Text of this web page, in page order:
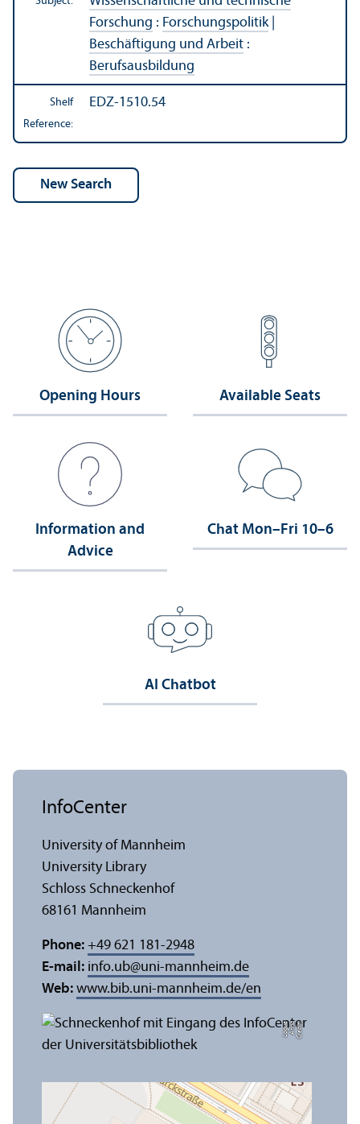
Forschung : Forschungspolitik|
Beschäftigung und Arbeit :
Berufsausbildung
Shelf
Reference:
EDZ-1510.54
Opening Hours Available Seats
Information and
Advice
Chat Mon–Fri 10–6
AI Chatbot
C
r
e
di
t:
A
n
n
a
L
o
g
u
e
InfoCenter
University of Mannheim
University Library
Schloss Schneckenhof
68161 Mannheim
Phone: +49 621 181-2948
E-mail: info.ub@uni-mannheim.de
Web: www.bib.uni-mannheim.de/en